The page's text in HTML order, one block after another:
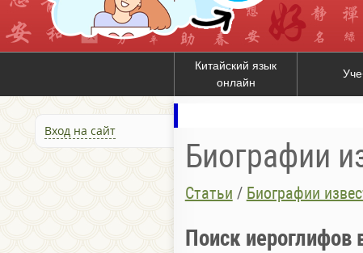
Китайский язык
онлайн
Вход на сайт
Биографии
Статьи / Биографии
Поиск иероглифов